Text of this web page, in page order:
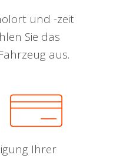
und -zeit
Sie das
aus.
Ihrer